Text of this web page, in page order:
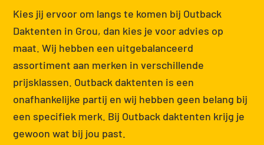
Kies jij ervoor om langs te komen bij Outback
Daktenten in Grou, dan kies je voor advies op
maat. Wij hebben een uitgebalanceerd
assortiment aan merken in verschillende
prijsklassen. Outback daktenten is een
onafhankelijke partij en wij hebben geen belang bij
een specifiek merk. Bij Outback daktenten krijg je
gewoon wat bij jou past.